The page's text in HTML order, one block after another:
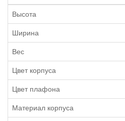
Высота
Ширина
Вес
Цвет корпуса
Цвет плафона
Материал корпуса